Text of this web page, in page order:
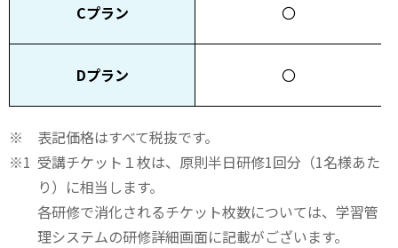
Cプラン 〇
Dプラン 〇
表記価格はすべて税抜です。
受講チケット１枚は、原則半日研修1回分（1名様あた
り）に相当します。
各研修で消化されるチケット枚数については、学習管
理システムの研修詳細画面に記載がございます。